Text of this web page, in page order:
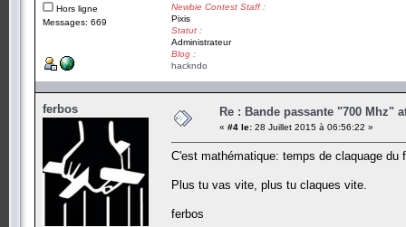
Hors ligne
Messages: 669
Newbie Contest Staff :
Pixis
Statut :
Administrateur
Blog :
hackndo
ferbos Re : Bande passante "700 Mhz"
« #4 le: 28 Juillet 2015 à 06:56:22 »
C'est mathématique: temps de claquage
Plus tu vas vite, plus tu claques vite.
ferbos